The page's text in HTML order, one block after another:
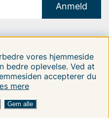
Anmeld
vores hjemmeside
bedre oplevelse. Ved at
accepterer du
mere
Gem alle